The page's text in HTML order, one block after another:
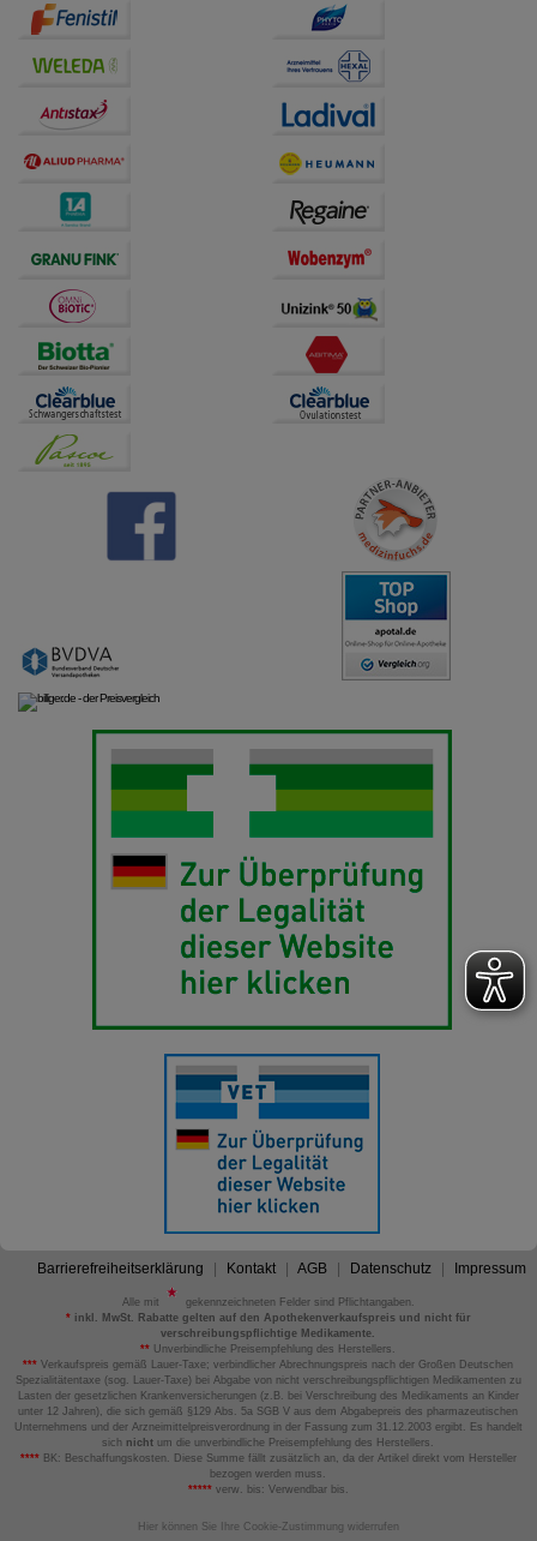
Barrierefreiheitserklärung Kontakt AGB Datenschutz Impressum
Alle mit
gekennzeichneten Felder sind Pflichtangaben.
*inkl. MwSt. Rabatte gelten auf den Apothekenverkaufspreis und nicht für
verschreibungspflichtige Medikamente.
** Unverbindliche Preisempfehlung des Herstellers.
*** Verkaufspreis gemäß Lauer-Taxe; verbindlicher Abrechnungspreis nach der Großen Deutschen
Spezialitätentaxe (sog. Lauer-Taxe) bei Abgabe von nicht verschreibungspflichtigen Medikamenten zu
Lasten der gesetzlichen Krankenversicherungen (z.B. bei Verschreibung des Medikaments an Kinder
unter 12 Jahren), die sich gemäß §129 Abs. 5a SGB V aus dem Abgabepreis des pharmazeutischen
Unternehmens und der Arzneimittelpreisverordnung in der Fassung zum 31.12.2003 ergibt. Es handelt
sich nicht um die unverbindliche Preisempfehlung des Herstellers.
****BK: Beschaffungskosten. Diese Summe fällt zusätzlich an, da der Artikel direkt vom Hersteller
bezogen werden muss.
*****verw. bis: Verwendbar bis.
Hier können Sie Ihre Cookie-Zustimmung widerrufen